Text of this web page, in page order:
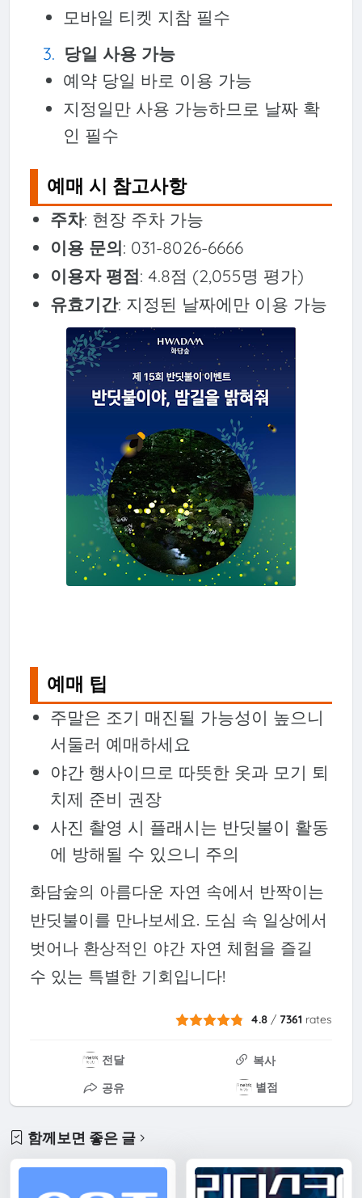
모바일 티켓 지참 필수
당일 사용 가능
예약 당일 바로 이용 가능
지정일만 사용 가능하므로 날짜 확
인 필수
예매 시 참고사항
주차: 현장 주차 가능
이용 문의: 031-8026-6666
이용자 평점: 4.8점 (2,055명 평가)
유효기간: 지정된 날짜에만 이용 가능
예매 팁
주말은 조기 매진될 가능성이 높으니
서둘러 예매하세요
야간 행사이므로 따뜻한 옷과 모기 퇴
치제 준비 권장
사진 촬영 시 플래시는 반딧불이 활동
에 방해될 수 있으니 주의
화담숲의 아름다운 자연 속에서 반짝이는
반딧불이를 만나보세요. 도심 속 일상에서
벗어나 환상적인 야간 자연 체험을 즐길
수 있는 특별한 기회입니다!
4.8 / 7361 rates
전달
복사
공유
별점
함께보면 좋은 글